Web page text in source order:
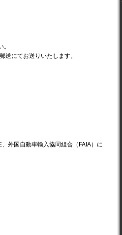
送にてお送りいたします。
外国自動車輸入協同組合（FAIA）に